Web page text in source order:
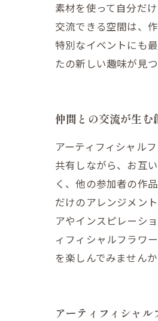
素材を使って自分だ
交流できる空間は、
特別なイベントにも
たの新しい趣味が見
仲間との交流が生む
アーティフィシャル
共有しながら、お互
く、他の参加者の作
だけのアレンジメン
アやインスピレーシ
ィフィシャルフラワ
を楽しんでみませんか
アーティフィシャ